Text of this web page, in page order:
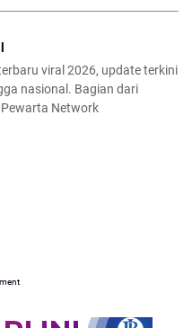
viral 2026, update terkini
nasional. Bagian dari
Network